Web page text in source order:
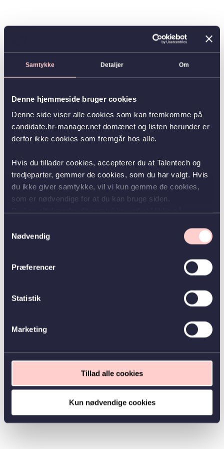
Samtykke Detaljer Om
Denne hjemmeside bruger cookies
Denne side viser alle cookies som kan fremkomme på
candidate.hr-manager.net domænet og listen herunder er
derfor ikke cookies som fremgår hos alle.
Hvis du tillader cookies, accepterer du at Talentech og
tredjeparter, gemmer de cookies, som du har valgt. Hvis
du ikke giver samtykke, vil vi kun gemme de cookies,
som er nødvendige for at du kan bruge siden.
Nødvendig
Præferencer
Statistik
Marketing
Tillad alle cookies
Kun nødvendige cookies